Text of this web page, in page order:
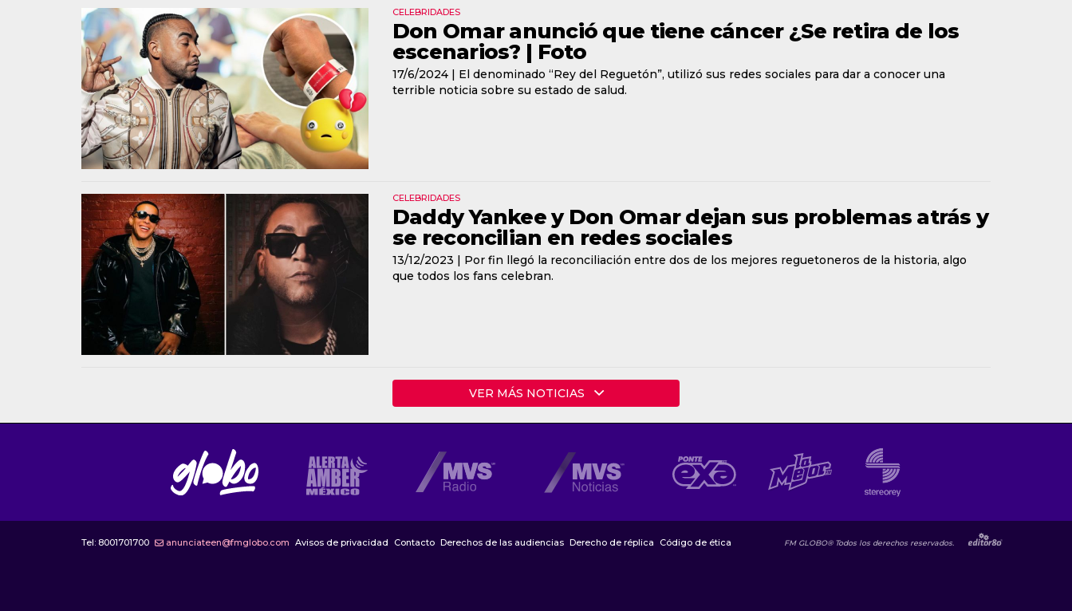
CELEBRIDADES
Don Omar anunció que tiene cáncer ¿Se retira de los
escenarios? | Foto
17/6/2024 | El denominado “Rey del Reguetón”, utilizó sus redes sociales para dar a conocer una
terrible noticia sobre su estado de salud.
CELEBRIDADES
Daddy Yankee y Don Omar dejan sus problemas atrás y
se reconcilian en redes sociales
13/12/2023 | Por fin llegó la reconciliación entre dos de los mejores reguetoneros de la historia, algo
que todos los fans celebran.
VER MÁS NOTICIAS
Tel: 8001701700 anunciateen@fmglobo.com Avisos de privacidad Contacto Derechos de las audiencias Derecho de réplica Código de ética FM GLOBO® Todos los derechos reservados.